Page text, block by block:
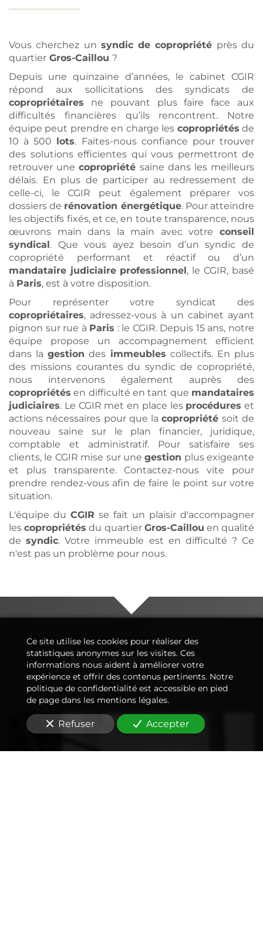
Vous cherchez un syndic de copropriété près du
quartier Gros-Caillou ?
Depuis une quinzaine d’années, le cabinet CGIR
répond aux sollicitations des syndicats de
copropriétaires ne pouvant plus faire face aux
difficultés financières qu’ils rencontrent. Notre
équipe peut prendre en charge les copropriétés de
10 à 500 lots. Faites-nous confiance pour trouver
des solutions efficientes qui vous permettront de
retrouver unecopropriété saine dans les meilleurs
délais. En plus de participer au redressement de
celle-ci, le CGIR peut également préparer vos
dossiers de rénovation énergétique. Pour atteindre
les objectifs fixés, et ce, en toute transparence, nous
œuvrons main dans la main avec votre conseil
syndical. Que vous ayez besoin d’un syndic de
copropriété performant et réactif ou d’un
mandataire judiciaire professionnel, le CGIR, basé
à Paris, est à votre disposition.
Pour représenter votre syndicat des
copropriétaires, adressez-vous à un cabinet ayant
pignon sur rue à Paris : le CGIR. Depuis 15 ans, notre
équipe propose un accompagnement efficient
dans lagestion des immeubles collectifs. En plus
des missions courantes du syndic de copropriété,
nous intervenons également auprès des
copropriétés en difficulté en tant que mandataires
judiciaires. Le CGIR met en place les procédures et
actions nécessaires pour que lacopropriété soit de
nouveau saine sur le plan financier, juridique,
comptable et administratif. Pour satisfaire ses
clients, le CGIR mise sur unegestion plus exigeante
et plus transparente. Contactez-nous vite pour
prendre rendez-vous afin de faire le point sur votre
situation.
L'équipe du CGIR se fait un plaisir d'accompagner
lescopropriétés du quartier Gros-Caillou en qualité
desyndic. Votre immeuble est en difficulté ? Ce
n'est pas un problème pour nous.
Deux spécialités
Ce site utilise les cookies pour réaliser des
statistiques anonymes sur les visites. Ces
informations nous aident à améliorer votre
expérience et offrir des contenus pertinents. Notre
politique de confidentialité est accessible en pied
de page dans les mentions légales.
Refuser Accepter